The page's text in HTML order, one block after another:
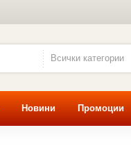
Всички категории
Новини Промоции